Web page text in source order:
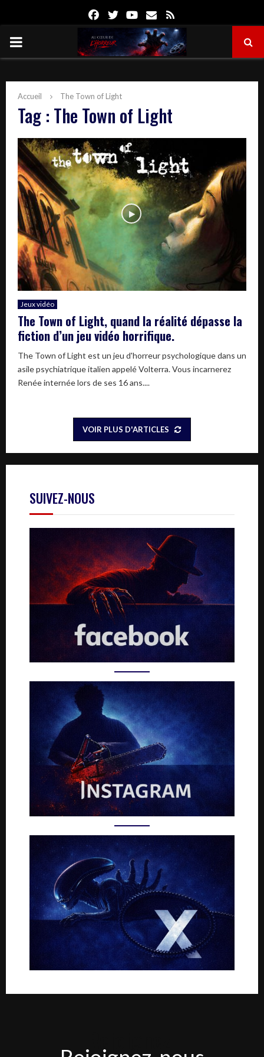
FacebookTwitterYoutube
Email
PRIMARY
Accueil The Town of Light
Tag : The Town of Light
Jeux vidéo
The Town of Light, quand la réalité dépasse la
fiction d’un jeu vidéo horrifique.
The Town of Light est un jeu d'horreur psychologique dans un
asile psychiatrique italien appelé Volterra. Vous incarnerez
Renée internée lors de ses 16 ans....
VOIR PLUS D'ARTICLES
SUIVEZ-NOUS